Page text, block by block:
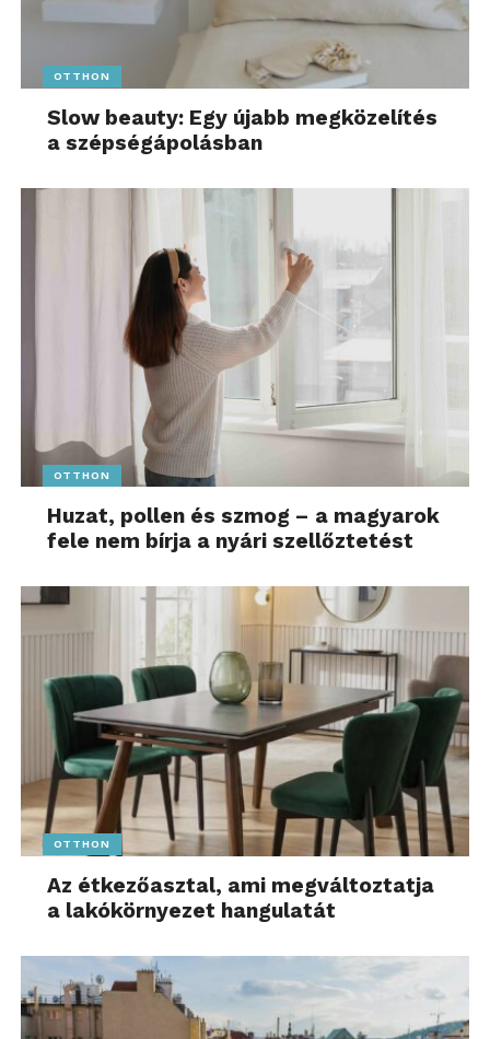
OTTHON
Slow beauty: Egy újabb megközelítés
a szépségápolásban
OTTHON
Huzat, pollen és szmog – a magyarok
fele nem bírja a nyári szellőztetést
OTTHON
Az étkezőasztal, ami megváltoztatja
a lakókörnyezet hangulatát